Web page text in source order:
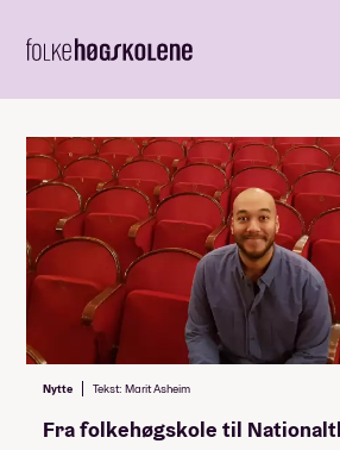
Nytte Tekst: Marit Asheim
Fra folkehøgskole til